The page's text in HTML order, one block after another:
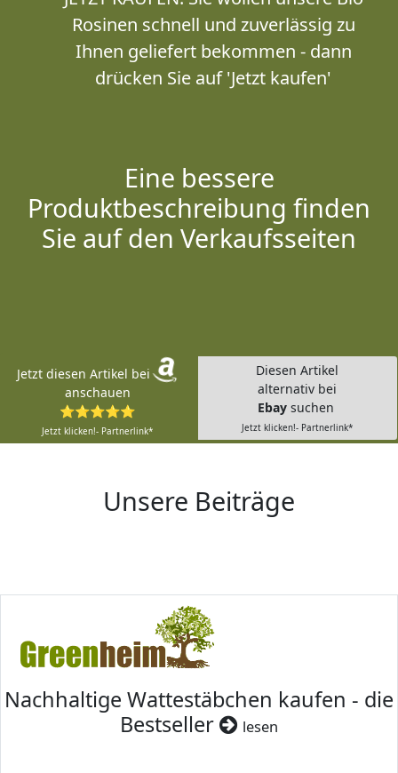
Rosinen schnell und zuverlässig zu
Ihnen geliefert bekommen - dann
drücken Sie auf 'Jetzt kaufen'
Eine bessere
Produktbeschreibung finden
Sie auf den Verkaufsseiten
Jetzt diesen Artikel bei
anschauen
⭐⭐⭐⭐⭐
Jetzt klicken!- Partnerlink*
Diesen Artikel
alternativ bei
Ebay suchen
Jetzt klicken!- Partnerlink*
Unsere Beiträge
Nachhaltige Wattestäbchen kaufen - die
Bestseller
lesen